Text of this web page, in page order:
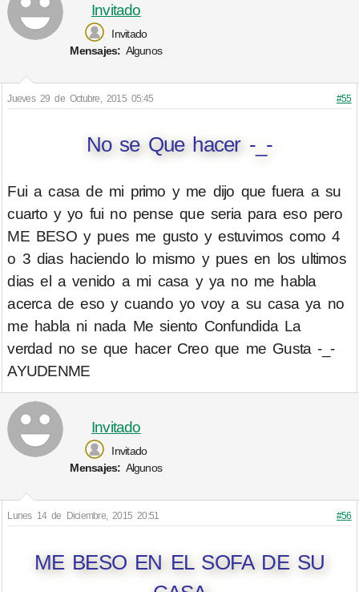
Invitado
Invitado
Mensajes: Algunos
Jueves 29 de Octubre, 2015 05:45 #55
No se Que hacer -_-
Fui a casa de mi primo y me dijo que fuera a su
cuarto y yo fui no pense que seria para eso pero
ME BESO y pues me gusto y estuvimos como 4
o 3 dias haciendo lo mismo y pues en los ultimos
dias el a venido a mi casa y ya no me habla
acerca de eso y cuando yo voy a su casa ya no
me habla ni nada Me siento Confundida La
verdad no se que hacer Creo que me Gusta -_-
AYUDENME
Invitado
Invitado
Mensajes: Algunos
Lunes 14 de Diciembre, 2015 20:51 #56
ME BESO EN EL SOFA DE SU